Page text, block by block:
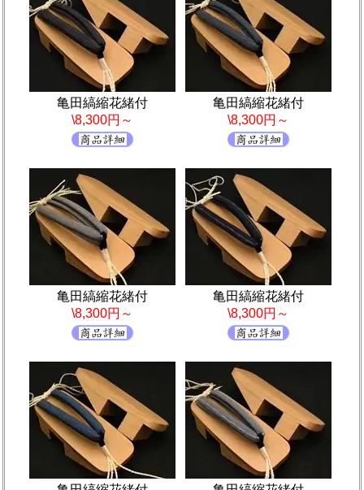
亀田縞縮花緒付
\8,300円～
亀田縞縮花緒付
\8,300円～
亀田縞縮花緒付
\8,300円～
亀田縞縮花緒付
\8,300円～